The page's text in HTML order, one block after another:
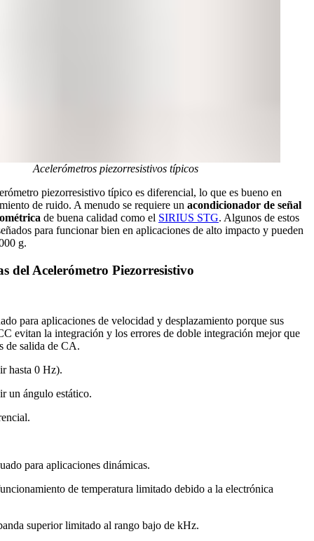
Acelerómetros piezorresistivos típicos
piezorresistivo típico es diferencial, lo que es bueno en
de ruido. A menudo se requiere un acondicionador de señal
de buena calidad como el SIRIUS STG. Algunos de estos
para funcionar bien en aplicaciones de alto impacto y pueden
g.
del Acelerómetro Piezorresistivo
para aplicaciones de velocidad y desplazamiento porque sus
evitan la integración y los errores de doble integración mejor que
de salida de CA.
hasta 0 Hz).
un ángulo estático.
para aplicaciones dinámicas.
de temperatura limitado debido a la electrónica
superior limitado al rango bajo de kHz.